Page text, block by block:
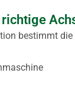
richtige
bestimmt